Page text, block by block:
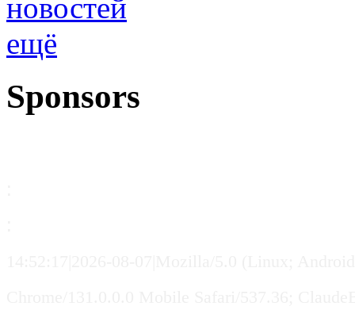
ещё
Sponsors